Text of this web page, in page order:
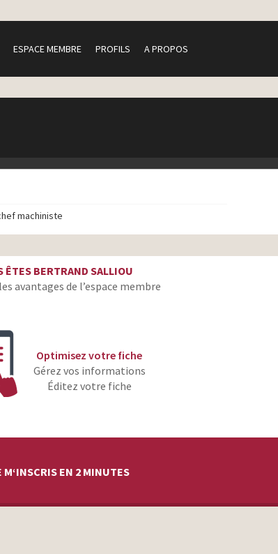
ESPACE MEMBRE PROFILS A PROPOS
machiniste
ÊTES BERTRAND SALLIOU
avantages de l’espace membre
Optimisez votre fiche
Gérez vos informations
Éditez votre fiche
EN 2 MINUTES